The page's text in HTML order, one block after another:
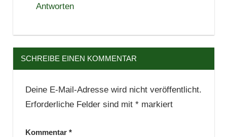
Antworten
SCHREIBE EINEN KOMMENTAR
Deine E-Mail-Adresse wird nicht veröffentlicht.
Erforderliche Felder sind mit *markiert
Kommentar *